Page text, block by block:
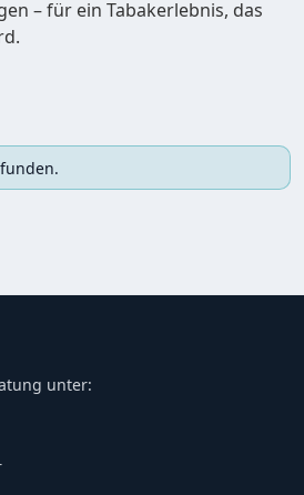
– für ein Tabakerlebnis, das
unter: